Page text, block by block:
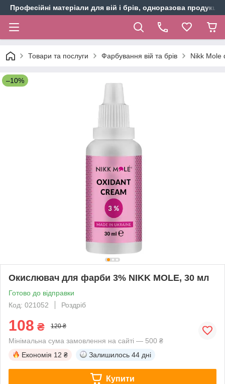
Професійні матеріали для вій і брів, одноразова продукція
Товари та послуги Фарбування вій та брів Nikk Mole
–10%
Окислювач для фарби 3% NIKK MOLE, 30 мл
Готово до відправки
Код: 021052
Роздріб
108 ₴ 120 ₴
Мінімальна сума замовлення на сайті — 500 ₴
Економія 12 ₴ Залишилось 44 дні
Купити